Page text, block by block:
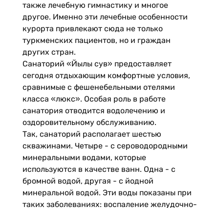
также лечебную гимнастику и многое
другое. Именно эти лечебные особенности
курорта привлекают сюда не только
туркменских пациентов, но и граждан
других стран.
Санаторий «Йылы сув» предоставляет
сегодня отдыхающим комфортные условия,
сравнимые с фешенебельными отелями
класса «люкс». Особая роль в работе
санатория отводится водолечению и
оздоровительному обслуживанию.
Так, санаторий располагает шестью
скважинами. Четыре - с сероводородными
минеральными водами, которые
используются в качестве ванн. Одна - с
бромной водой, другая - с йодной
минеральной водой. Эти воды показаны при
таких заболеваниях: воспаление желудочно-